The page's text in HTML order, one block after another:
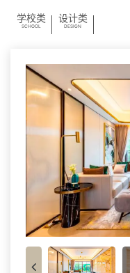
学校类
SCHOOL
设计类
DESIGN